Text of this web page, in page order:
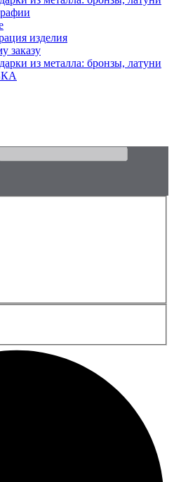
изделия
заказу
из металла: бронзы, латуни